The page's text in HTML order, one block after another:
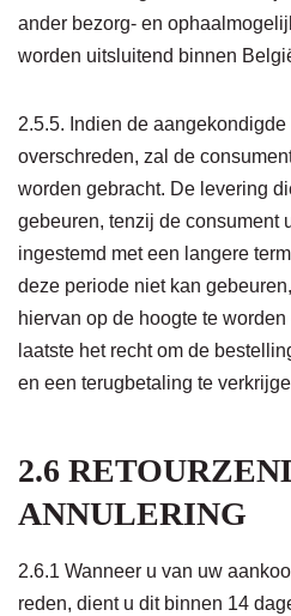
ander bezorg- en
worden uitsluitend binnen
2.5.5. Indien de
overschreden, zal de
worden gebracht. De levering
gebeuren, tenzij de consument
ingestemd met een langere
deze periode niet kan
hiervan op de hoogte te
laatste het recht om de
en een terugbetaling te
2.6
ANNULERING
2.6.1 Wanneer u van uw
reden, dient u dit binnen 14